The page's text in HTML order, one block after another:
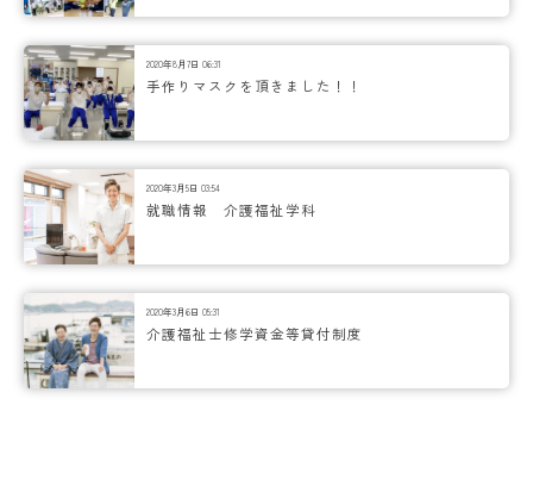
2020年8月7日 06:31
手作りマスクを頂きました！！
2020年3月5日 03:54
就職情報 介護福祉学科
2020年3月6日 05:31
介護福祉士修学資金等貸付制度